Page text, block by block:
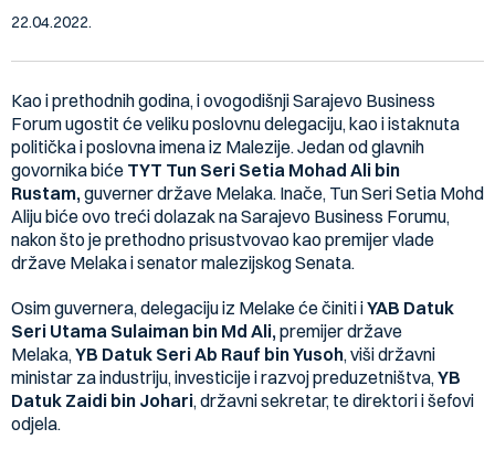
22.04.2022.
Kao i prethodnih godina, i ovogodišnji Sarajevo Business
Forum ugostit će veliku poslovnu delegaciju, kao i istaknuta
politička i poslovna imena iz Malezije. Jedan od glavnih
govornika biće TYT Tun Seri Setia Mohad Ali bin
Rustam,guverner države Melaka. Inače, Tun Seri Setia Mohd
Aliju biće ovo treći dolazak na Sarajevo Business Forumu,
nakon što je prethodno prisustvovao kao premijer vlade
države Melaka i senator malezijskog Senata.
Osim guvernera, delegaciju iz Melake će činiti iYAB Datuk
Seri Utama Sulaiman bin Md Ali,premijer države
Melaka,YB Datuk Seri Ab Rauf bin Yusoh, viši državni
ministar za industriju, investicije i razvoj preduzetništva,YB
Datuk Zaidi bin Johari, državni sekretar, te direktori i šefovi
odjela.